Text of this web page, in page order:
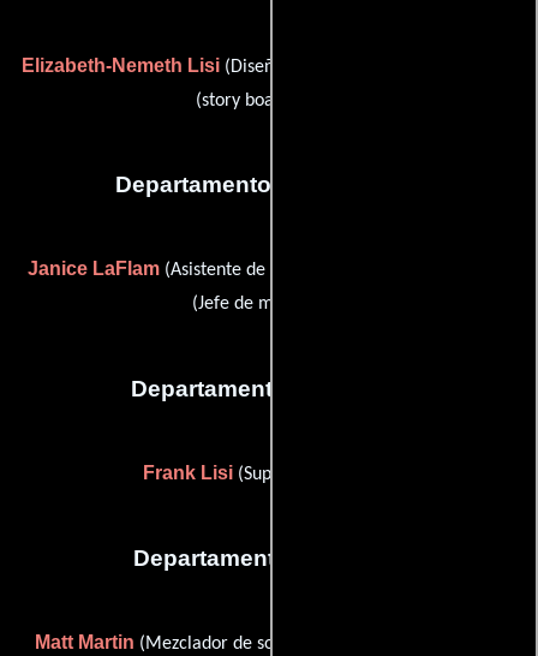
Elizabeth-Nemeth Lisi (Diseñador gráfico) y
(story board artist)
Departamento de maquillaje
Janice LaFlam(Asistente de maquillaje) y
(Jefe de maquillaje)
Departamento de musica
Frank Lisi(Supervisor musical)
Departamento de sonido
Matt Martin (Mezclador de sonido),